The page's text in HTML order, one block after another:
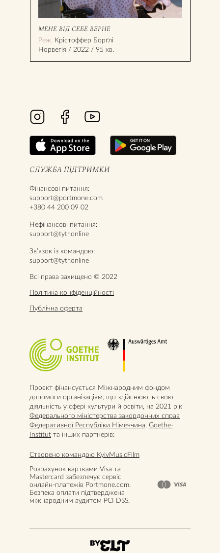
МЕНЕ ВІД СЕБЕ ВЕРНЕ
Реж. Крістоффер Борґлі
Норвегія / 2022 / 95 хв.
СЛУЖБА ПІДТРИМКИ
Фінансові питання:
support@portmone.com
+380 44 200 09 02
Нефінансові питання:
support@tytr.online
Звʼязок із командою:
support@tytr.online
Всі права захищено © 2022
Політика конфіденційності
Публічна оферта
Проєкт фінансується Міжнародним фондом
допомоги організаціям, що здійснюють свою
діяльність у сфері культури й освіти, на 2021 рік
Федерального міністерства закордонних справ
Федеративної Республіки Німеччина Goethe-
Institut та інших партнерів:
Створено командою KyivMusicFilm
Розрахунок картками Visa та
Mastercard забезпечує сервіс
онлайн-платежів Portmone.com.
Безпека оплати підтверджена
міжнародним аудитом PCI DSS.